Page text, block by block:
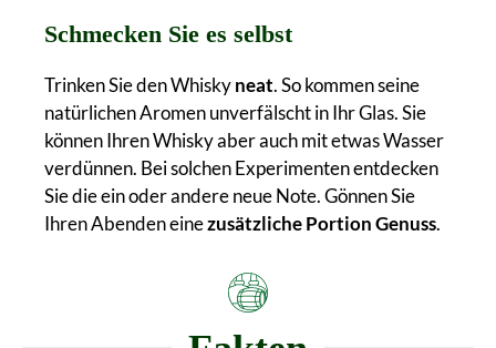
Schmecken Sie es selbst
Trinken Sie den Whiskyneat. So kommen seine
natürlichen Aromen unverfälscht in Ihr Glas. Sie
können Ihren Whisky aber auch mit etwas Wasser
verdünnen. Bei solchen Experimenten entdecken
Sie die ein oder andere neue Note. Gönnen Sie
Ihren Abenden einezusätzliche Portion Genuss.